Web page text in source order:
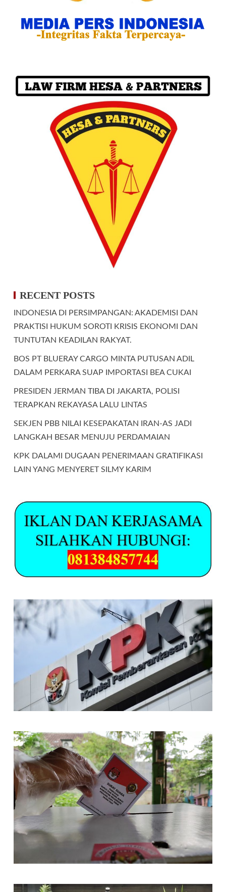
RECENT POSTS
INDONESIA DI PERSIMPANGAN: AKADEMISI DAN
PRAKTISI HUKUM SOROTI KRISIS EKONOMI DAN
TUNTUTAN KEADILAN RAKYAT.
BOS PT BLUERAY CARGO MINTA PUTUSAN ADIL
DALAM PERKARA SUAP IMPORTASI BEA CUKAI
PRESIDEN JERMAN TIBA DI JAKARTA, POLISI
TERAPKAN REKAYASA LALU LINTAS
SEKJEN PBB NILAI KESEPAKATAN IRAN-AS JADI
LANGKAH BESAR MENUJU PERDAMAIAN
KPK DALAMI DUGAAN PENERIMAAN GRATIFIKASI
LAIN YANG MENYERET SILMY KARIM